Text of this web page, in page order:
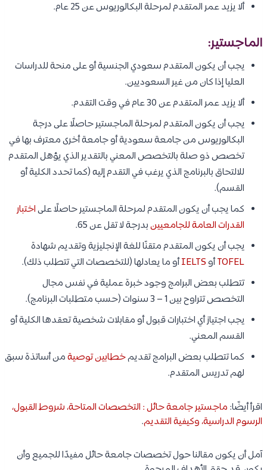
ألا يزيد عمر المتقدم لمرحلة البكالوريوس عن 25 عام.
الماجستير:
يجب أن يكون المتقدم سعودي الجنسية أو على منحة للدراسات
العليا إذا كان من غير السعوديين.
ألا يزيد عمر المتقدم عن 30 عام في وقت التقدم.
يجب أن يكون المتقدم لمرحلة الماجستير حاصلًا على درجة
البكالوريوس من جامعة سعودية أو جامعة أخرى معترف بها في
تخصص ذو صلة بالتخصص المعني بالتقدير الذي يؤهل المتقدم
للالتحاق بالبرنامج الذي يرغب في التقدم إليه (كما تحدد الكلية أو
القسم).
كما يجب أن يكون المتقدم لمرحلة الماجستير حاصلًا علىاختبار
القدرات العامة للجامعيينبدرجة لا تقل عن 65.
يجب أن يكون المتقدم متقنًا للغة الإنجليزية وتقديم شهادة
TOFELأوIELTSأو ما يعادلها (للتخصصات التي تتطلب ذلك).
تتطلب بعض البرامج وجود خبرة عملية في نفس مجال
التخصص تتراوح بين 1 – 3 سنوات (حسب متطلبات البرنامج).
يجب اجتياز أي اختبارات قبول أو مقابلات شخصية تعقدها الكلية أو
القسم المعني.
كما تتطلب بعض البرامج تقديمخطابين توصيةمن أساتذة سبق
لهم تدريس المتقدم.
اقرأ أيضًا: ماجستير جامعة حائل : التخصصات المتاحة، شروط القبول،
الرسوم الدراسية، وكيفية التقديم.
آمل أن يكون مقالنا حول تخصصات جامعة حائل مفيدًا للجميع وأن